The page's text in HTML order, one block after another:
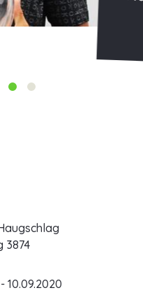
3874
10.09.2020